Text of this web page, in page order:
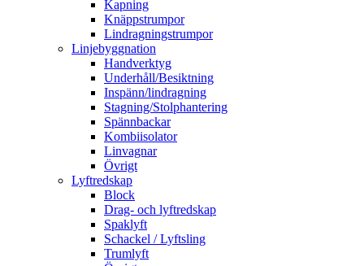
Kapning
Knäppstrumpor
Lindragningstrumpor
Linjebyggnation
Handverktyg
Underhåll/Besiktning
Inspänn/lindragning
Stagning/Stolphantering
Spännbackar
Kombiisolator
Linvagnar
Övrigt
Lyftredskap
Block
Drag- och lyftredskap
Spaklyft
Schackel / Lyftsling
Trumlyft